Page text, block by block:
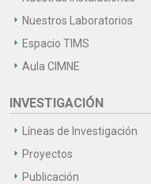
Nuestros Laboratorios
Espacio TIMS
Aula CIMNE
INVESTIGACIÓN
Líneas de Investigación
Proyectos
Publicación